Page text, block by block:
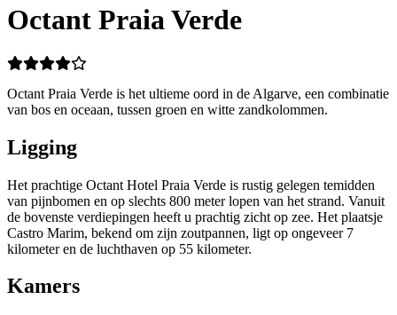
Octant Praia Verde
Octant Praia Verde is het ultieme oord in de Algarve, een combinatie
van bos en oceaan, tussen groen en witte zandkolommen.
Ligging
Het prachtige Octant Hotel Praia Verde is rustig gelegen temidden
van pijnbomen en op slechts 800 meter lopen van het strand. Vanuit
de bovenste verdiepingen heeft u prachtig zicht op zee. Het plaatsje
Castro Marim, bekend om zijn zoutpannen, ligt op ongeveer 7
kilometer en de luchthaven op 55 kilometer.
Kamers